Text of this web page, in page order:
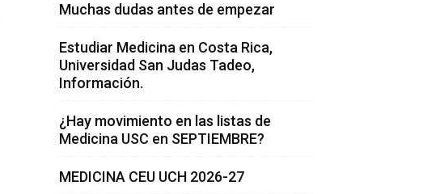
Muchas dudas antes de empezar
Estudiar Medicina en Costa Rica,
Universidad San Judas Tadeo,
Información.
¿Hay movimiento en las listas de
Medicina USC en SEPTIEMBRE?
MEDICINA CEU UCH 2026-27